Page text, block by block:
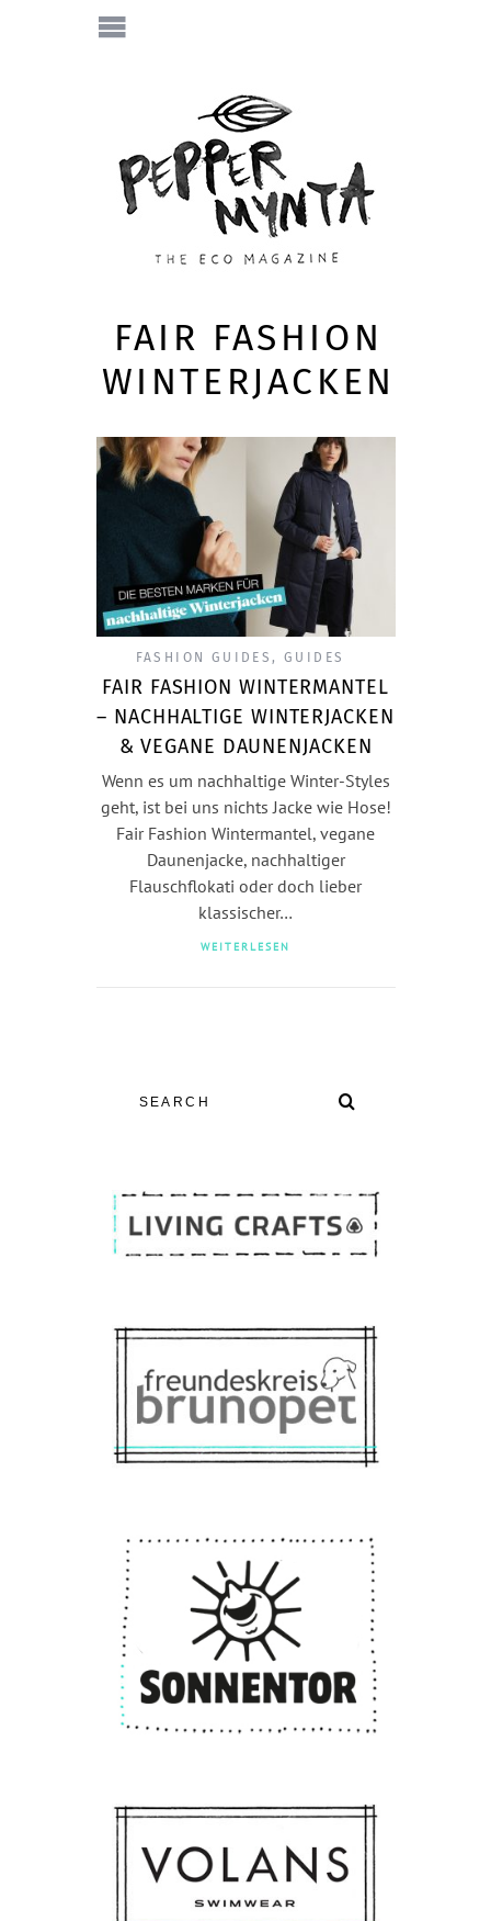
FAIR FASHION
WINTERJACKEN
FASHION GUIDES, GUIDES
FAIR FASHION WINTERMANTEL
– NACHHALTIGE WINTERJACKEN
& VEGANE DAUNENJACKEN
Wenn es um nachhaltige Winter-Styles
geht, ist bei uns nichts Jacke wie Hose!
Fair Fashion Wintermantel, vegane
Daunenjacke, nachhaltiger
Flauschflokati oder doch lieber
klassischer…
WEITERLESEN